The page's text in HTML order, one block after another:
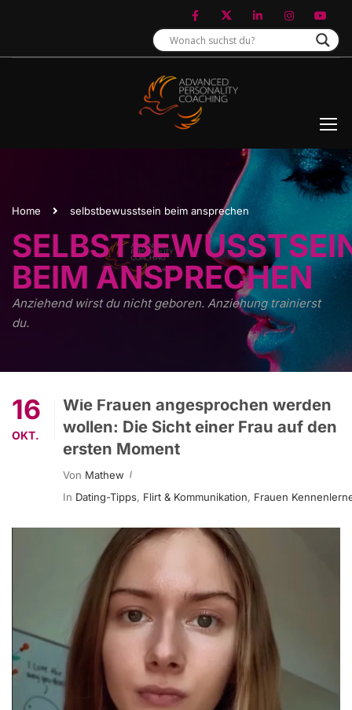
Home selbstbewusstsein beim ansprechen
BEIM ANSPRECHEN
Anziehend wirst du nicht geboren. Anziehung trainierst
du.
16
OKT.
Wie Frauen angesprochen werden
wollen: Die Sicht einer Frau auf den
ersten Moment
Von Mathew
In Dating-Tipps, Flirt & Kommunikation, Frauen